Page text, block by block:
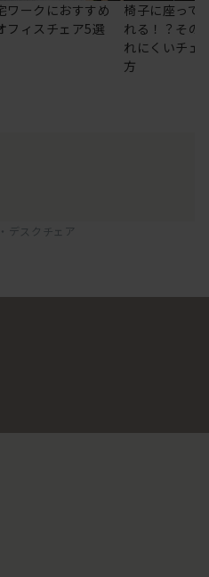
ワークにおすすめ
フィスチェア5選
椅子に座って
れる！？その
れにくいチェ
方
デスクチェア